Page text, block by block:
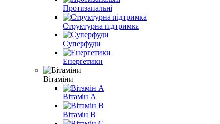
Протизапальні
Структурна підтримка
Суперфуди
Енергетики
Вітаміни
Вітамін A
Вітамін B